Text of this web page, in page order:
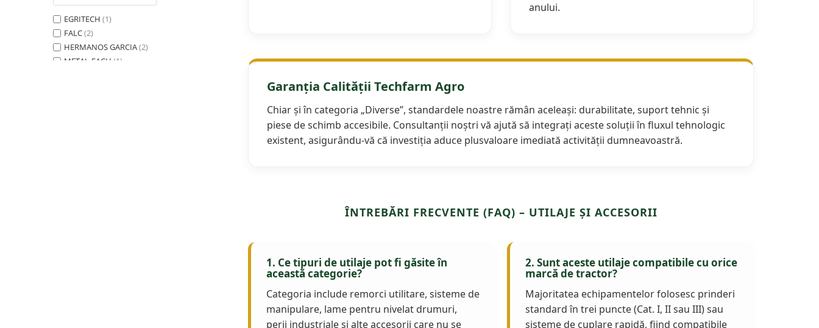
Semănători Păioase
Tocătoare agricole
anului.
Garanția Calității Techfarm Agro
Chiar și în categoria „Diverse”, standardele noastre rămân aceleași: durabilitate, suport tehnic și
piese de schimb accesibile. Consultanții noștri vă ajută să integrați aceste soluții în fluxul tehnologic
existent, asigurându-vă că investiția aduce plusvaloare imediată activității dumneavoastră.
ÎNTREBĂRI FRECVENTE (FAQ) – UTILAJE ȘI ACCESORII
1. Ce tipuri de utilaje pot fi găsite în
această categorie?
Categoria include remorci utilitare, sisteme de
manipulare, lame pentru nivelat drumuri,
perii industriale și alte accesorii care nu se
2. Sunt aceste utilaje compatibile cu orice
marcă de tractor?
Majoritatea echipamentelor folosesc prinderi
standard în trei puncte (Cat. I, II sau III) sau
sisteme de cuplare rapidă, fiind compatibile
EGRITECH (1)
FALC(2)
HERMANOS GARCIA(2)
METAL-FACH (1)